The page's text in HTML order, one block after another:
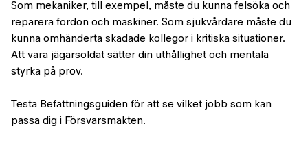
Som mekaniker, till exempel, måste du kunna felsöka och
reparera fordon och maskiner. Som sjukvårdare måste du
kunna omhänderta skadade kollegor i kritiska situationer.
Att vara jägarsoldat sätter din uthållighet och mentala
styrka på prov.
Testa Befattningsguiden för att se vilket jobb som kan
passa dig i Försvarsmakten.